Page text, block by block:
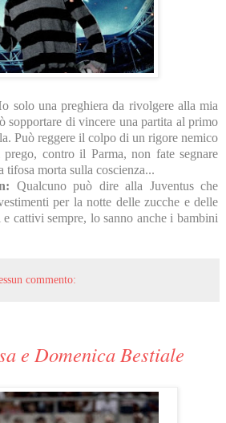
solo una preghiera da rivolgere alla mia
sopportare di vincere una partita al primo
Può reggere il colpo di un rigore nemico
contro il Parma, non fate segnare
tifosa morta sulla coscienza...
Qualcuno può dire alla Juventus che
per la notte delle zucche e delle
cattivi sempre, lo sanno anche i bambini
commento:
e Domenica Bestiale